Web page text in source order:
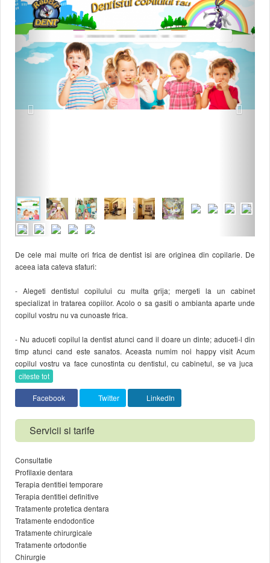
De cele mai multe ori frica de dentist isi are originea din copilarie. De
aceea iata cateva sfaturi:
- Alegeti dentistul copilului cu multa grija; mergeti la un cabinet
specializat in tratarea copiilor. Acolo o sa gasiti o ambianta aparte unde
copilul vostru nu va cunoaste frica.
- Nu aduceti copilul la dentist atunci cand il doare un dinte; aduceti-l din
timp atunci cand este sanatos. Aceasta numim noi happy visit Acum
copilul vostru va face cunostinta cu dentistul, cu cabinetul, se va juca
citeste tot
Facebook Twitter LinkedIn
Servicii si tarife
Consultatie
Profilaxie dentara
Terapia dentitiei temporare
Terapia dentitiei definitive
Tratamente protetica dentara
Tratamente endodontice
Tratamente chirurgicale
Tratamente ortodontie
Chirurgie